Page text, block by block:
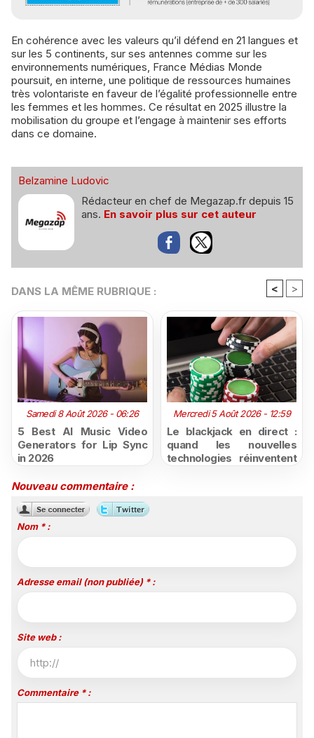
En cohérence avec les valeurs qu’il défend en 21 langues et
sur les 5 continents, sur ses antennes comme sur les
environnements numériques, France Médias Monde
poursuit, en interne, une politique de ressources humaines
très volontariste en faveur de l’égalité professionnelle entre
les femmes et les hommes. Ce résultat en 2025 illustre la
mobilisation du groupe et l’engage à maintenir ses efforts
dans ce domaine.
Belzamine Ludovic
Rédacteur en chef de Megazap.fr depuis 15
ans. En savoir plus sur cet auteur
DANS LA MÊME RUBRIQUE : < >
Samedi 8 Août 2026 - 06:26
5 Best AI Music Video
Generators for Lip Sync
in 2026
Mercredi 5 Août 2026 - 12:59
Le blackjack en direct :
quand les nouvelles
technologies réinventent
Nouveau commentaire :
Nom * :
Adresse email (non publiée) * :
Site web :
Commentaire * :